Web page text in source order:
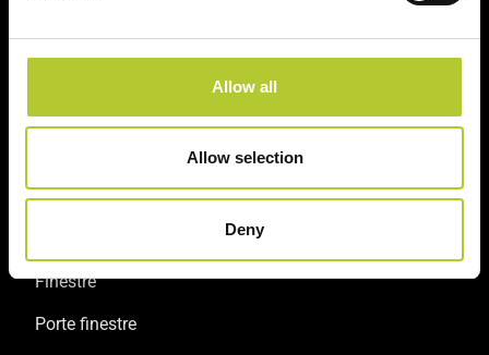
Allow all
Allow selection
Deny
Soluzioni sostenibili Prodotti certificati
Finestre
Porte finestre